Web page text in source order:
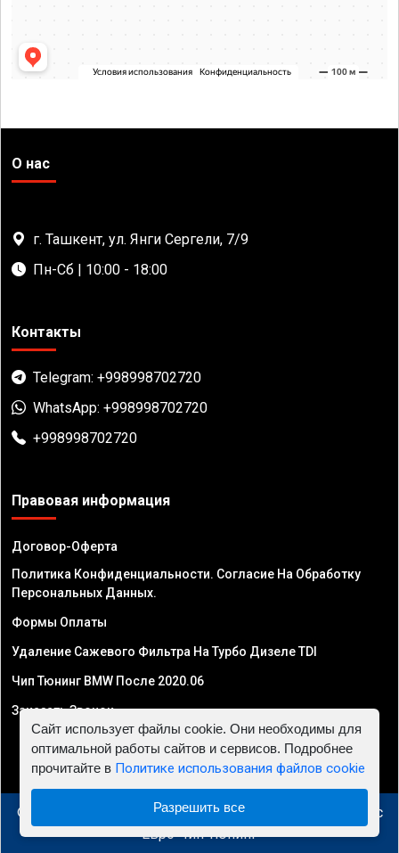
О нас
г. Ташкент, ул. Янги Сергели, 7/9
Пн-Сб | 10:00 - 18:00
Контакты
Telegram: +998998702720
WhatsApp: +998998702720
+998998702720
Правовая информация
Договор-Оферта
Политика Конфиденциальности. Согласие На Обработку
Персональных Данных.
Формы Оплаты
Удаление Сажевого Фильтра На Турбо Дизеле TDI
Чип Тюнинг BMW После 2020.06
Заказать Звонок
© 2010 - 2026 Чип тюнинг в Узбекистане - Автосервис
"Евро Чип Тюнинг"
Сайт использует файлы cookie. Они необходимы для
оптимальной работы сайтов и сервисов. Подробнее
прочитайте в Политике использования файлов cookie
Разрешить все